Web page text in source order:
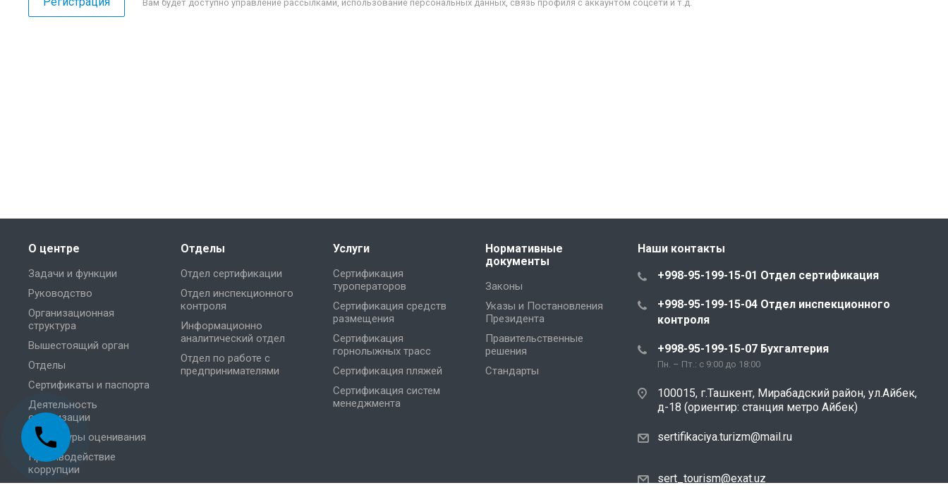
Вам будет доступно управление рассылками, использование персональных данных, связь профиля с аккаунтом соцсети и т.д.
О центре
Задачи и функции
Руководство
Организационная
структура
Вышестоящий орган
Отделы
Сертификаты и паспорта
Деятельность
организации
Процедуры оценивания
Противодействие
коррупции
Отделы
Отдел сертификации
Отдел инспекционного
контроля
Информационно
аналитический отдел
Отдел по работе с
предпринимателями
Услуги
Сертификация
туроператоров
Сертификация средств
размещения
Сертификация
горнолыжных трасс
Сертификация пляжей
Сертификация систем
менеджмента
Нормативные
документы
Законы
Указы и Постановления
Президента
Правительственные
решения
Стандарты
Наши контакты
+998-95-199-15-01 Отдел сертификация
+998-95-199-15-04 Отдел инспекционного
контроля
+998-95-199-15-07 Бухгалтерия
Пн. – Пт.: с 9:00 до 18:00
100015, г.Ташкент, Мирабадский район, ул.Айбек,
д-18 (ориентир: станция метро Айбек)
sertifikaciya.turizm@mail.ru
sert_tourism@exat.uz